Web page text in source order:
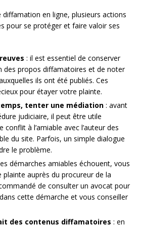
diffamation en ligne, plusieurs actions
pour se protéger et faire valoir ses
: il est essentiel de conserver
des propos diffamatoires et de noter
ils ont été publiés. Ces
pour étayer votre plainte.
tenter une médiation : avant
judiciaire, il peut être utile
conflit à l’amiable avec l’auteur des
du site. Parfois, un simple dialogue
le problème.
démarches amiables échouent, vous
plainte auprès du procureur de la
de consulter un avocat pour
cette démarche et vous conseiller
des contenus diffamatoires : en